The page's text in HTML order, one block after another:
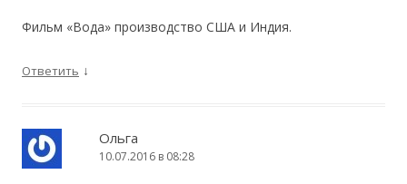
Фильм «Вода» производство США и Индия.
Ответить ↓
Ольга
10.07.2016 в 08:28